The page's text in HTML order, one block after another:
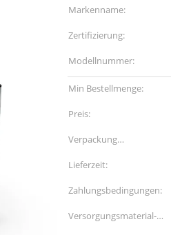
Markenname:
Zertifizierung:
Modellnummer:
Min Bestellmenge:
Preis:
Verpackung
Informationen:
Lieferzeit:
Zahlungsbedingungen:
Versorgungsmaterial-